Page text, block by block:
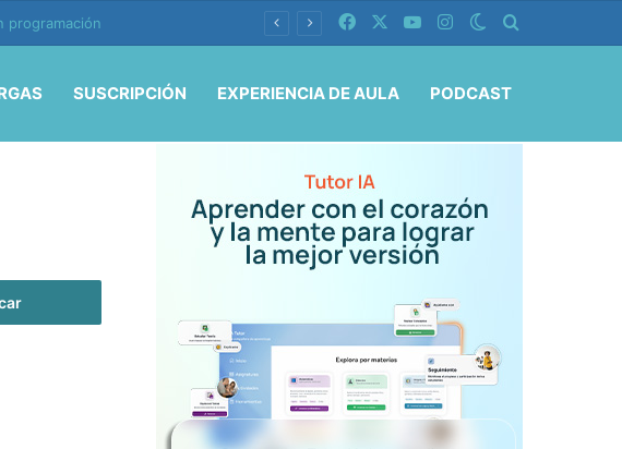
programación Facebook YouTubeInstagramSwitch skin
SUSCRIPCIÓN EXPERIENCIA DE AULA PODCAST